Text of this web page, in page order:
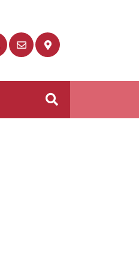
Buscar